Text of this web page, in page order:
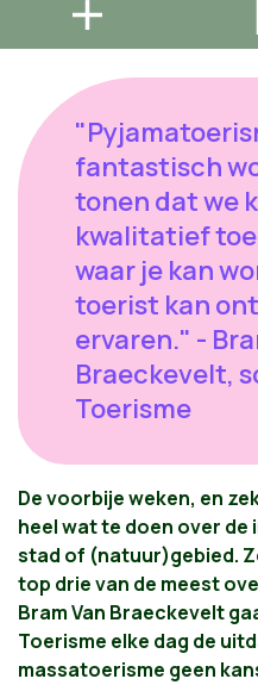
fantastisch
tonen dat we
kwalitatief
waar je kan
toerist kan
ervaren." -
Braeckevelt,
Toerisme
De voorbije weken, en
heel wat te doen over
stad of (natuur)gebied.
top drie van de meest
Bram Van Braeckevelt
Toerisme elke dag de
massatoerisme geen